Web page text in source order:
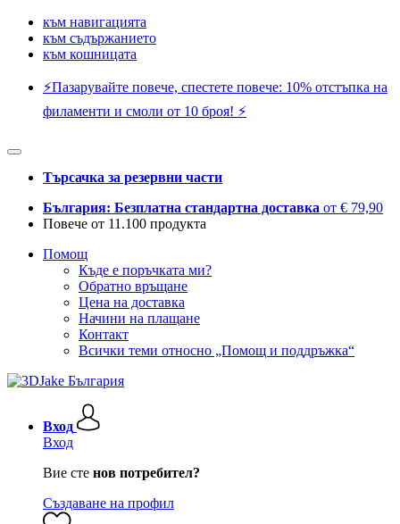
към навигацията
към съдържанието
към кошницата
⚡️Пазарувайте повече, спестете повече: 10% отстъпка на
филаменти и смоли от 10 броя! ⚡️
Търсачка за резервни части
България: Безплатна стандартна доставка от € 79,90
Повече от 11.100 продукта
Помощ
Къде е поръчката ми?
Обратно връщане
Цена на доставка
Начини на плащане
Контакт
Всички теми относно „Помощ и поддръжка“
Вход
Вход
Вие сте нов потребител?
Създаване на профил